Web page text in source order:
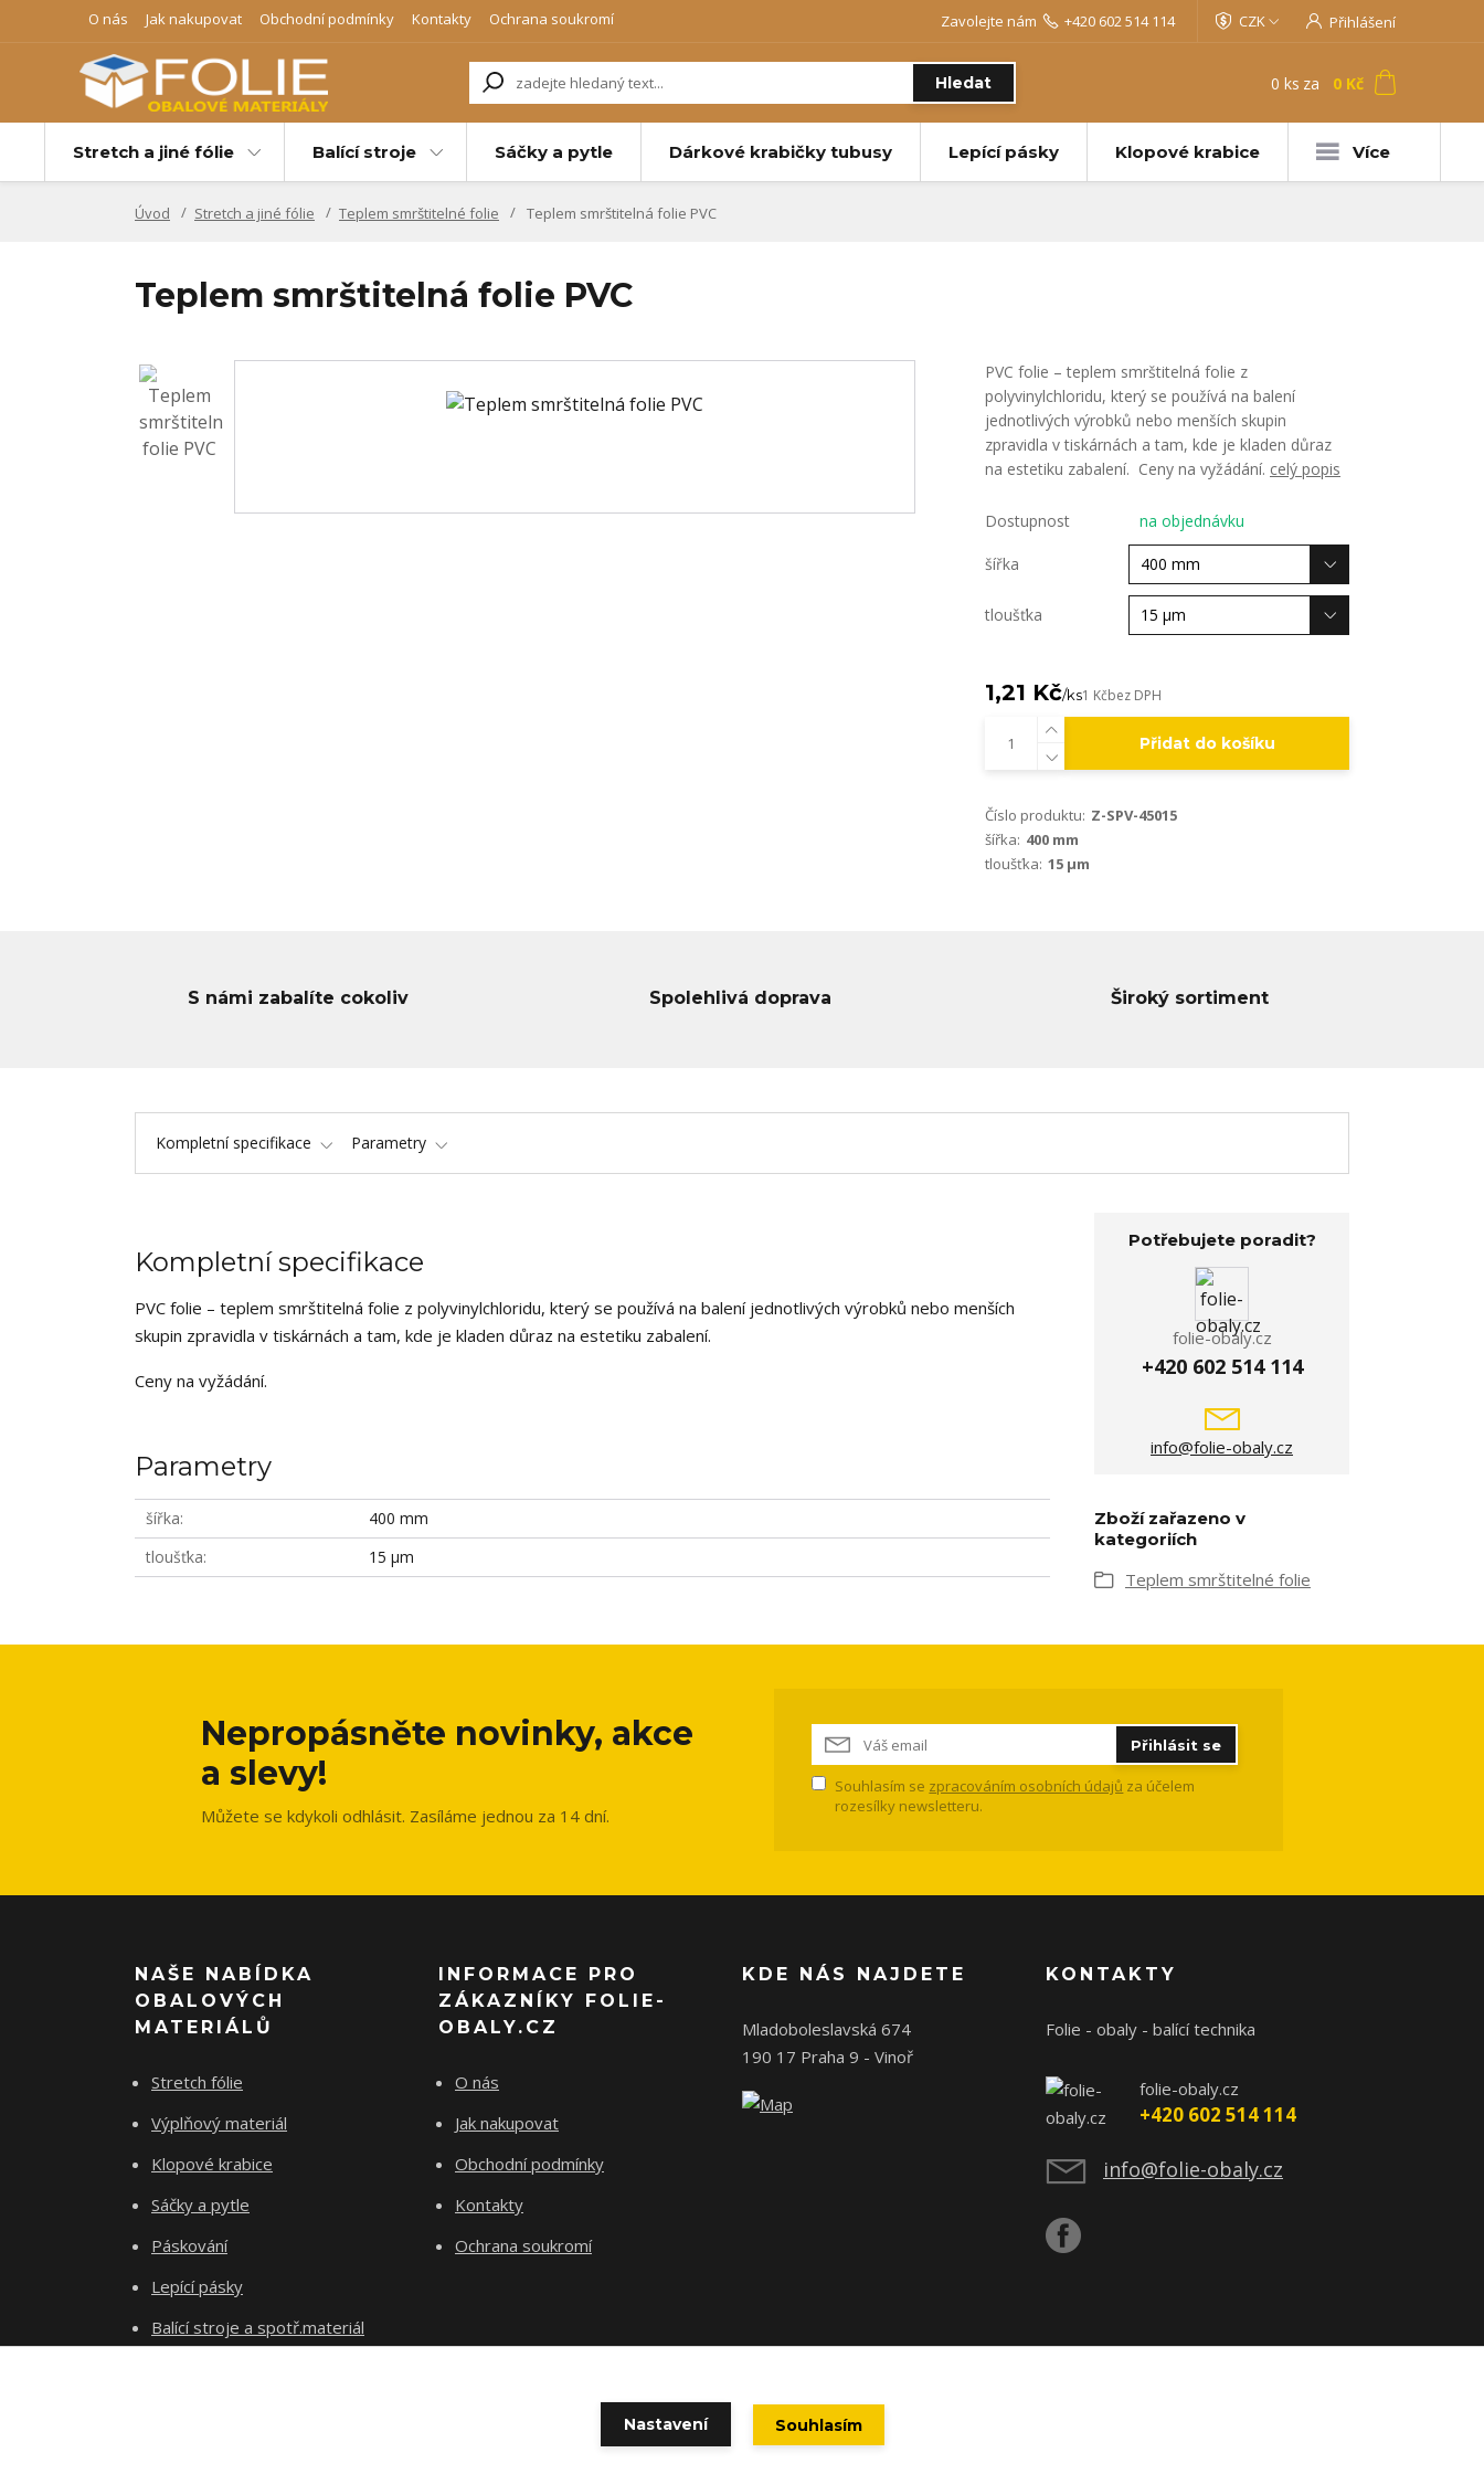
O nás Jak nakupovat Obchodní podmínky Kontakty Ochrana soukromí CZK Přihlášení
Hledat
Zavolejte nám +420 602 514 114
0 ks za 0 Kč
Stretch a jiné fólie Balící stroje Sáčky a pytle Dárkové krabičky tubusy Lepící pásky Klopové krabice Více
Úvod Stretch a jiné fólie Teplem smrštitelné folie Teplem smrštitelná folie PVC
Teplem smrštitelná folie PVC
PVC folie – teplem smrštitelná folie z
polyvinylchloridu, který se používá na balení
jednotlivých výrobků nebo menších skupin
zpravidla v tiskárnách a tam, kde je kladen důraz
na estetiku zabalení. Ceny na vyžádání. celý popis
Dostupnost na objednávku
šířka
tloušťka
1,21 Kč/ks1 Kčbez DPH
Přidat do košíku
Číslo produktu: Z-SPV-45015
šířka: 400 mm
tloušťka: 15 µm
S námi zabalíte cokoliv Spolehlivá doprava Široký sortiment
Kompletní specifikace Parametry
Kompletní specifikace
PVC folie – teplem smrštitelná folie z polyvinylchloridu, který se používá na balení jednotlivých výrobků nebo menších
skupin zpravidla v tiskárnách a tam, kde je kladen důraz na estetiku zabalení.
Ceny na vyžádání.
Parametry
šířka
400 mm
tloušťka
15 µm
Potřebujete poradit?
folie-obaly.cz
+420 602 514 114
info@folie-obaly.cz
Zboží zařazeno v
kategoriích
Teplem smrštitelné folie
Nepropásněte novinky, akce
a slevy!
Můžete se kdykoli odhlásit. Zasíláme jednou za 14 dní.
Přihlásit se
Souhlasím se zpracováním osobních údajů za účelem
rozesílky newsletteru.
NAŠE NABÍDKA
OBALOVÝCH
MATERIÁLŮ
Stretch fólie
Výplňový materiál
Klopové krabice
Sáčky a pytle
Páskování
Lepící pásky
Balící stroje a spotř.materiál
INFORMACE PRO
ZÁKAZNÍKY FOLIE-
OBALY.CZ
O nás
Jak nakupovat
Obchodní podmínky
Kontakty
Ochrana soukromí
KDE NÁS NAJDETE
Mladoboleslavská 674
190 17 Praha 9 - Vinoř
KONTAKTY
Folie - obaly - balící technika
folie-obaly.cz
+420 602 514 114
info@folie-obaly.cz
Nastavení Souhlasím